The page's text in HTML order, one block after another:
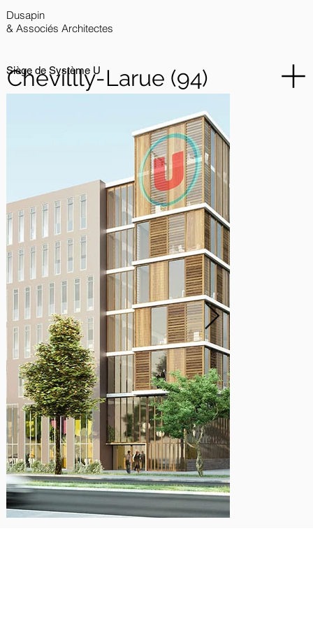
Dusapin
& Associés Architectes
Siège de Système U
Chevillly-Larue (94)